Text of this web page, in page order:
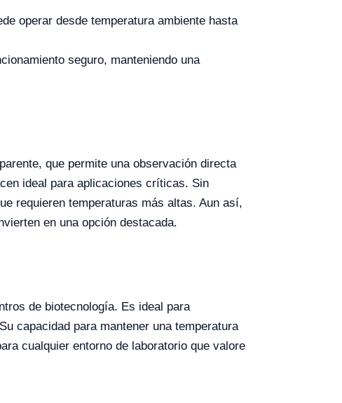
operar desde temperatura ambiente hasta
seguro, manteniendo una
que permite una observación directa
ideal para aplicaciones críticas. Sin
requieren temperaturas más altas. Aun así,
en una opción destacada.
de biotecnología. Es ideal para
capacidad para mantener una temperatura
cualquier entorno de laboratorio que valore